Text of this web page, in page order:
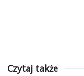
Czytaj także